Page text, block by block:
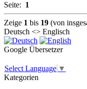
Seite: 1
Zeige 1 bis 19 (von
Deutsch <> Englisch
Google Übersetzer
Select Language ▼
Kategorien